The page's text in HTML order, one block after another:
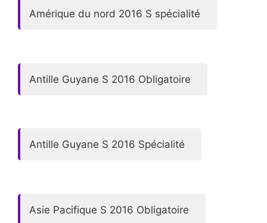
Amérique du nord 2016 S spécialité
Antille Guyane S 2016 Obligatoire
Antille Guyane S 2016 Spécialité
Asie Pacifique S 2016 Obligatoire